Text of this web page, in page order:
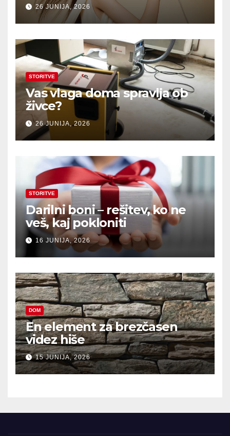
26 JUNIJA, 2026
STORITVE
Vas vlaga doma spravlja ob
živce?
26 JUNIJA, 2026
STORITVE
Darilni boni – rešitev, ko ne
veš, kaj pokloniti
16 JUNIJA, 2026
DOM
En element za brezčasen
videz hiše
15 JUNIJA, 2026